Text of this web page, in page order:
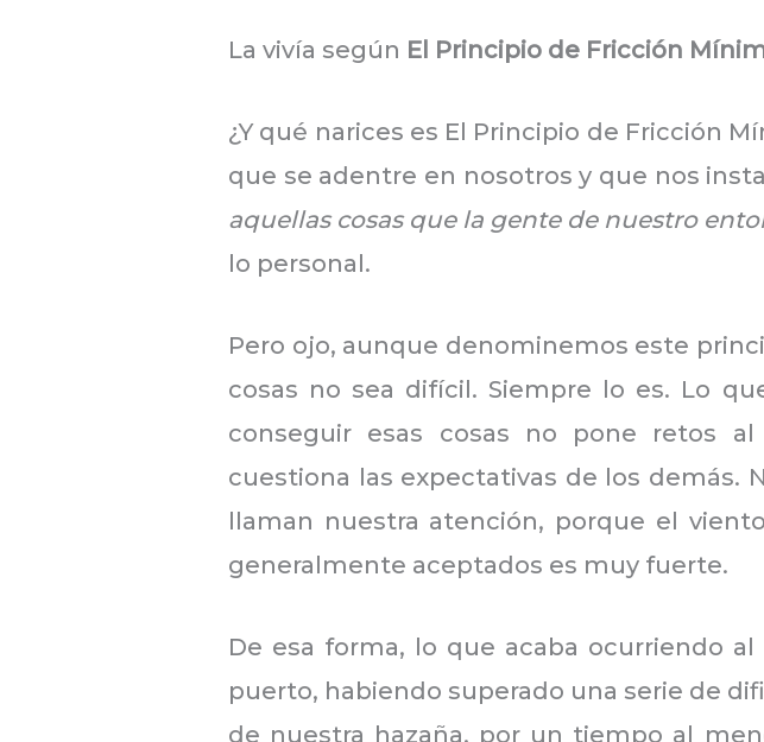
La vivía según El Principio de Fricción
¿Y qué narices es El Principio de Fricción
que se adentre en nosotros y que nos
aquellas cosas que la gente de nuestro
lo personal.
Pero ojo, aunque denominemos este
cosas no sea difícil. Siempre lo es. Lo
conseguir esas cosas no pone retos
cuestiona las expectativas de los demás.
llaman nuestra atención, porque el
generalmente aceptados es muy fuerte.
De esa forma, lo que acaba ocurriendo
puerto, habiendo superado una serie de
de nuestra hazaña, por un tiempo al